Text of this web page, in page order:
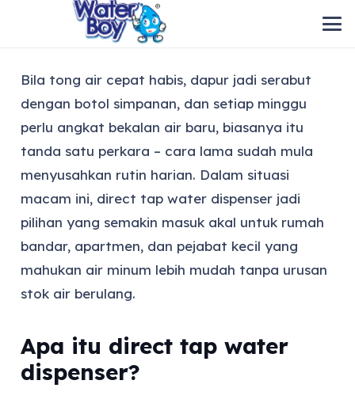
Bila tong air cepat habis, dapur jadi serabut
dengan botol simpanan, dan setiap minggu
perlu angkat bekalan air baru, biasanya itu
tanda satu perkara – cara lama sudah mula
menyusahkan rutin harian. Dalam situasi
macam ini, direct tap water dispenser jadi
pilihan yang semakin masuk akal untuk rumah
bandar, apartmen, dan pejabat kecil yang
mahukan air minum lebih mudah tanpa urusan
stok air berulang.
Apa itu direct tap water
dispenser?